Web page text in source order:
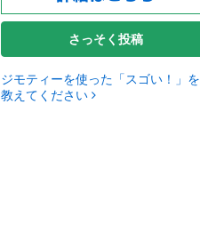
さっそく投稿
ジモティーを使った「スゴい！」を
教えてください